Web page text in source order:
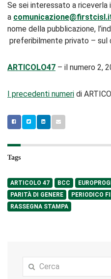
Se sei interessato a riceverla
a
nome della pubblicazione,
preferibilmente privato – sul
ARTICOLO47 – il numero 2,
I precedenti numeri di
Tags
ARTICOLO 47 BCC
PARITÀ DI GENERE
PERIODICO
RASSEGNA STAMPA